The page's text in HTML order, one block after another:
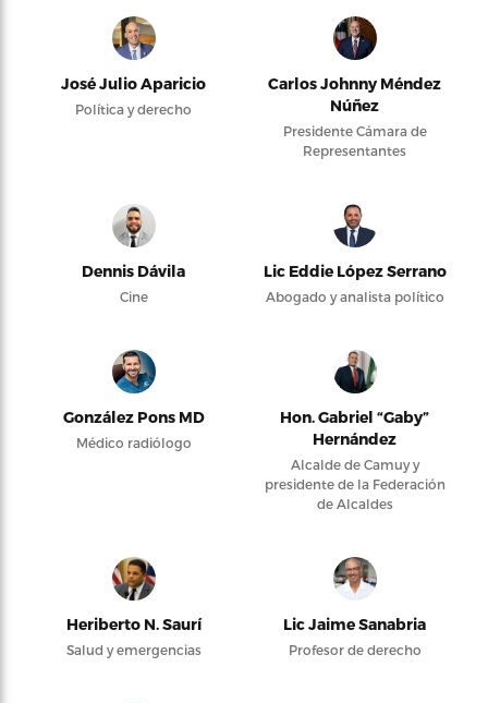
José Julio Aparicio
Política y derecho
Carlos Johnny Méndez
Núñez
Presidente Cámara de
Representantes
Dennis Dávila
Cine
Lic Eddie López Serrano
Abogado y analista político
González Pons MD
Médico radiólogo
Hon. Gabriel “Gaby”
Hernández
Alcalde de Camuy y
presidente de la Federación
de Alcaldes
Heriberto N. Saurí
Salud y emergencias
Lic Jaime Sanabria
Profesor de derecho